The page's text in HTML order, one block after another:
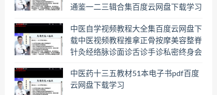
通鉴一二三辑合集百度云网盘下载学习
中医自学视频教程大全集百度云网盘下
载中医视频教程推拿正骨按摩美容整脊
针灸经络脉诊面诊舌诊手诊私密终身会
中医药十三五教材51本电子书pdf百度
云网盘下载学习